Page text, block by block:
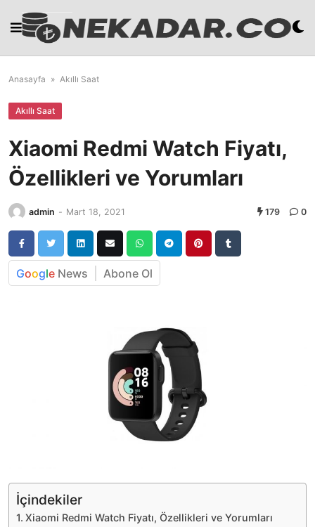
content
Anasayfa » Akıllı Saat
Akıllı Saat
Xiaomi Redmi Watch Fiyatı,
Özellikleri ve Yorumları
admin - Mart 18, 2021 179 0
Google News Abone Ol
İçindekiler
Xiaomi Redmi Watch Fiyatı, Özellikleri ve Yorumları